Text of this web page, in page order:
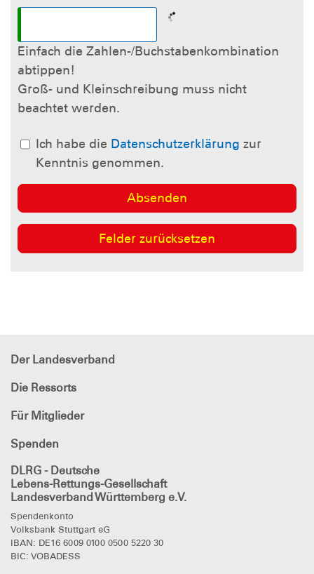
Einfach die Zahlen-/Buchstabenkombination
abtippen!
Groß- und Kleinschreibung muss nicht
beachtet werden.
Ich habe die Datenschutzerklärung zur
Kenntnis genommen.
Der Landesverband
Die Ressorts
Für Mitglieder
Spenden
DLRG - Deutsche
Lebens-Rettungs-Gesellschaft
Landesverband Württemberg e.V.
Spendenkonto
Volksbank Stuttgart eG
IBAN: DE16 6009 0100 0500 5220 30
BIC: VOBADESS